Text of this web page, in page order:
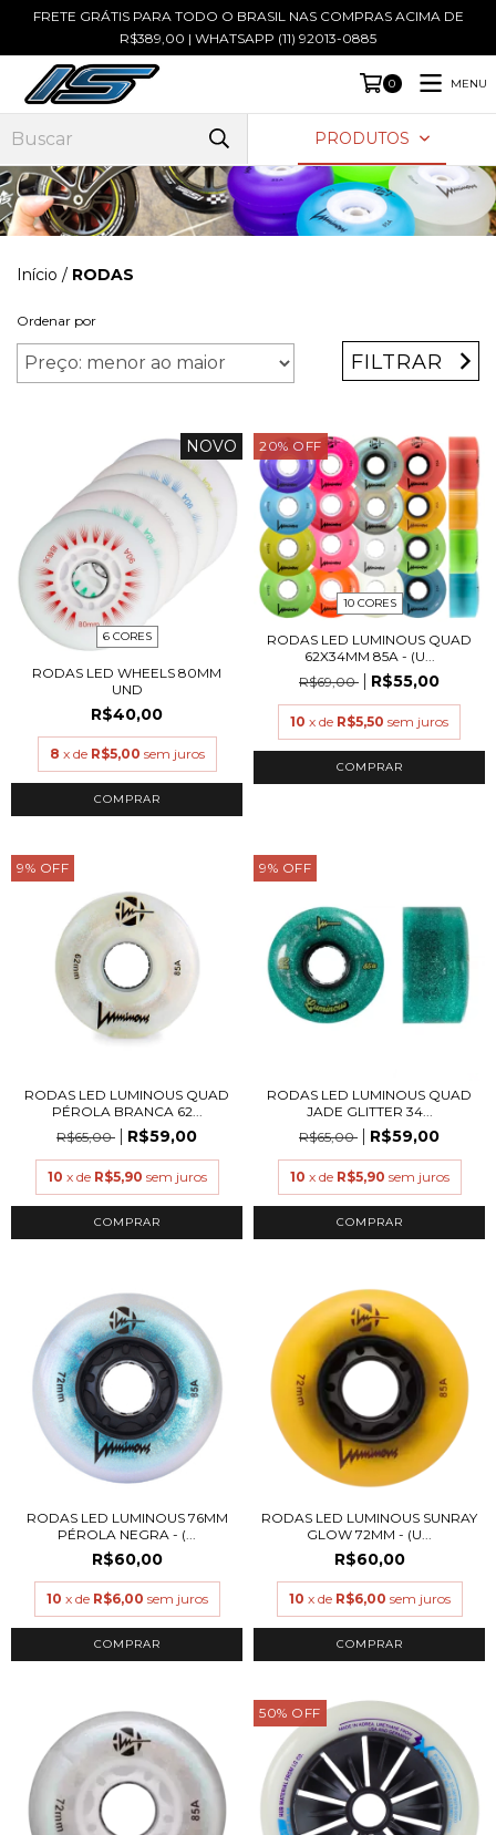
FRETE GRÁTIS PARA TODO O BRASIL NAS COMPRAS ACIMA DE
R$389,00 | WHATSAPP (11) 92013-0885
0 MENU
PRODUTOS
Início / RODAS
Ordenar por
FILTRAR
NOVO
6 CORES
RODAS LED WHEELS 80MM
UND
R$40,00
8 x de R$5,00 sem juros
COMPRAR
20% OFF
10 CORES
RODAS LED LUMINOUS QUAD
62X34MM 85A - (U...
R$69,00
R$55,00
10 x de R$5,50 sem juros
COMPRAR
9% OFF
RODAS LED LUMINOUS QUAD
PÉROLA BRANCA 62...
R$65,00
R$59,00
10 x de R$5,90 sem juros
9% OFF
RODAS LED LUMINOUS QUAD
JADE GLITTER 34...
R$65,00
R$59,00
10 x de R$5,90 sem juros
RODAS LED LUMINOUS 76MM
PÉROLA NEGRA - (...
R$60,00
10 x de R$6,00 sem juros
COMPRAR
RODAS LED LUMINOUS SUNRAY
GLOW 72MM - (U...
R$60,00
10 x de R$6,00 sem juros
COMPRAR
50% OFF